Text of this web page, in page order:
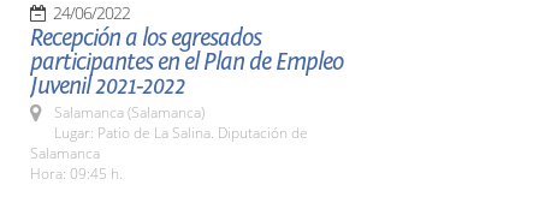
24/06/2022
Recepción a los egresados
participantes en el Plan de Empleo
Juvenil 2021-2022
Salamanca (Salamanca)
Lugar: Patio de La Salina. Diputación de
Salamanca
Hora: 09:45 h.